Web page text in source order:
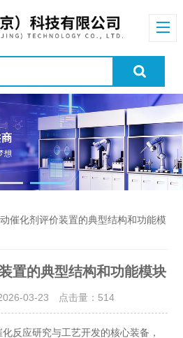
催化剂评价装置的典型结构和功能模
置的典型结构和功能模块
03-23 点击量： 514
反应研究与工艺开发的核心装备，